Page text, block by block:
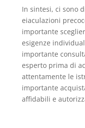
In sintesi, ci sono
eiaculazioni
importante
esigenze
importante
esperto prima di
attentamente le
importante
affidabili e